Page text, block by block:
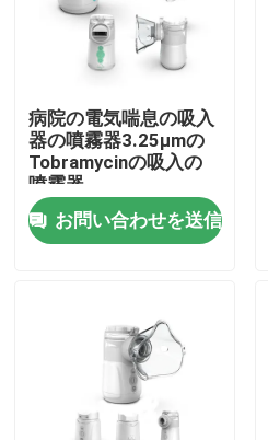
工場旅行
接触米国
ニュース
携帯用網の噴霧器
網の噴霧器機械
病院の電気喘息の吸入
器の噴霧器3.25μmの
Tobramycinの吸入の
噴霧器
お問い合わせを送信